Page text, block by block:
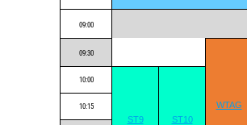
09:00
09:30
WTAG
10:00
ST9 ST10
10:15